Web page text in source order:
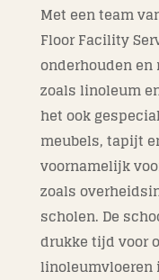
Met een team
Floor Facility
onderhouden en
zoals linoleum
het ook
meubels, tapijt
voornamelijk
zoals
scholen. De
drukke tijd voor
linoleumvloeren